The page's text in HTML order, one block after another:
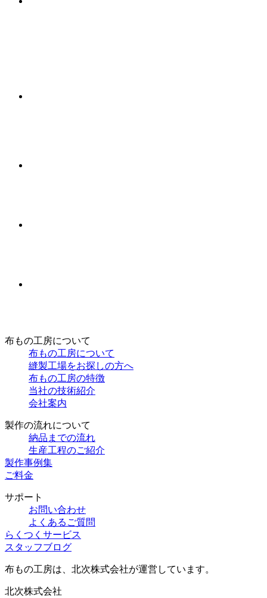
布もの工房について
布もの工房について
縫製工場をお探しの方へ
布もの工房の特徴
当社の技術紹介
会社案内
製作の流れについて
納品までの流れ
生産工程のご紹介
製作事例集
ご料金
サポート
お問い合わせ
よくあるご質問
らくつくサービス
スタッフブログ
布もの工房は、北次株式会社が運営しています。
北次株式会社